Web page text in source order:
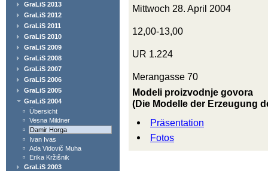
GraLiS 2013
GraLiS 2012
GraLiS 2011
GraLiS 2010
GraLiS 2009
GraLiS 2008
GraLiS 2007
GraLiS 2006
GraLiS 2005
GraLiS 2004
Übersicht
Vesna Mildner
Damir Horga
Ivan Ivas
Ada Vidovič Muha
Erika Kržišnik
GraLiS 2003
Mittwoch 28. April 2004
12,00-13,00
UR 1.224
Merangasse 70
Modeli proizvodnje govora
(Die Modelle der Erzeugung
Präsentation
Fotos